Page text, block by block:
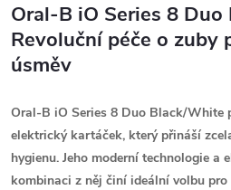
Oral-B iO Series 8
Revoluční péče o zuby
úsměv
Oral-B iO Series 8 Duo Black/White
elektrický kartáček, který přináší
hygienu. Jeho moderní technologie a
kombinaci z něj činí ideální volbu